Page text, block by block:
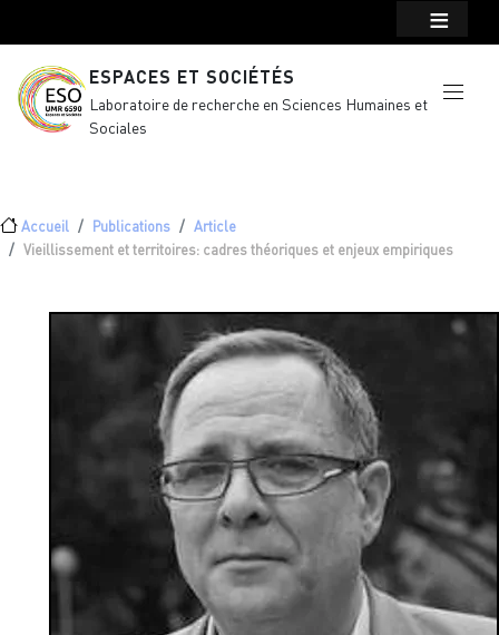
ESPACES ET SOCIÉTÉS
Laboratoire de recherche en Sciences Humaines et
Sociales
Fil d'Ariane
Accueil Publications
Article
Vieillissement et territoires: cadres théoriques et enjeux empiriques